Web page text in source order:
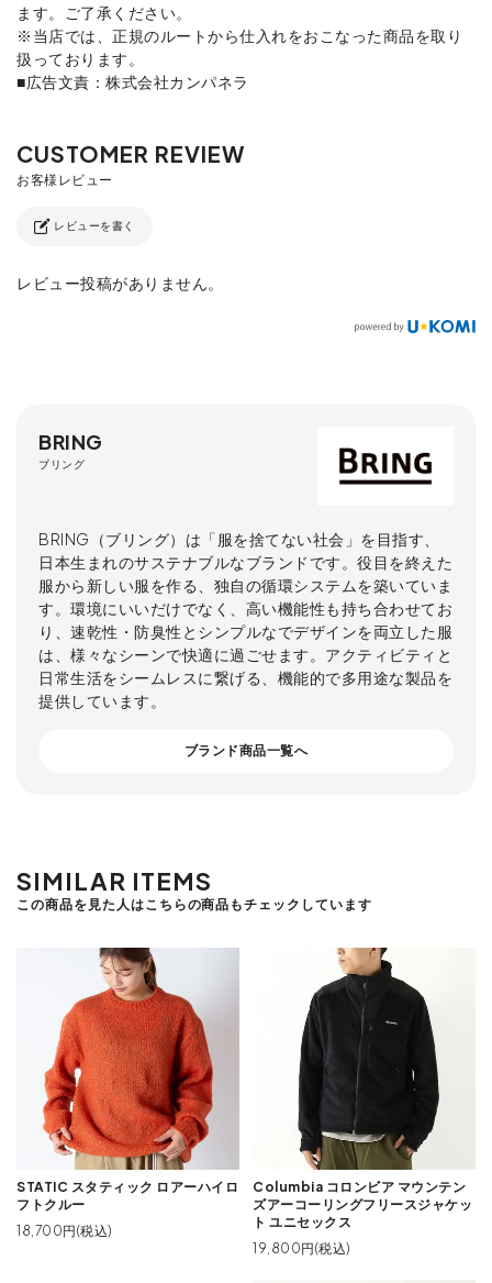
ます。ご了承ください。
※当店では、正規のルートから仕入れをおこなった商品を取り
扱っております。
■広告文責：株式会社カンパネラ
レビューを書く
レビュー投稿がありません。
BRING
ブリング
BRING（ブリング）は「服を捨てない社会」を目指す、
日本生まれのサステナブルなブランドです。役目を終えた
服から新しい服を作る、独自の循環システムを築いていま
す。環境にいいだけでなく、高い機能性も持ち合わせてお
り、速乾性・防臭性とシンプルなでデザインを両立した服
は、様々なシーンで快適に過ごせます。アクティビティと
日常生活をシームレスに繋げる、機能的で多用途な製品を
提供しています。
ブランド商品一覧へ
SIMILAR ITEMS
この商品を見た人はこちらの商品もチェックしています
STATIC スタティック ロアーハイロ
フトクルー
18,700円(税込)
Columbia コロンビア マウンテン
ズアーコーリングフリースジャケッ
ト ユニセックス
19,800円(税込)